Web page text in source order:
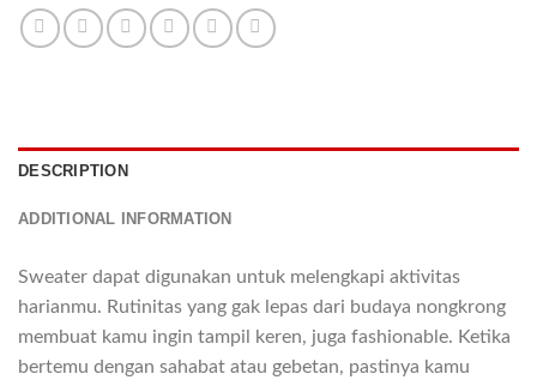
DESCRIPTION
ADDITIONAL INFORMATION
Sweater dapat digunakan untuk melengkapi aktivitas
harianmu. Rutinitas yang gak lepas dari budaya nongkrong
membuat kamu ingin tampil keren, juga fashionable. Ketika
bertemu dengan sahabat atau gebetan, pastinya kamu